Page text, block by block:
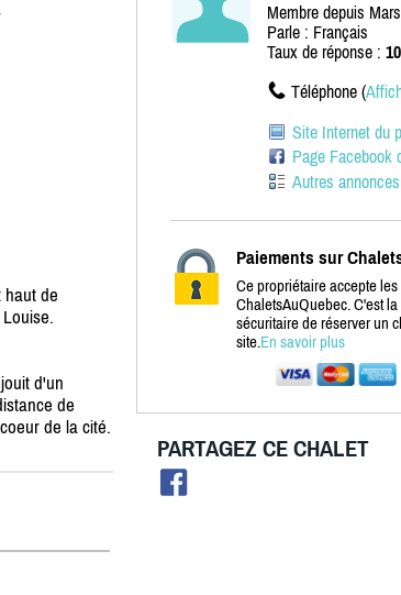
haut de
d'un
de
de la cité.
Membre depuis
Parle : Français
Taux de réponse :
Téléphone (
Site Internet du
Page Facebook
Autres
Paiements sur
Ce propriétaire accepte
ChaletsAuQuebec. C'est
sécuritaire de réserver un
site.En savoir plus
PARTAGEZ CE CHALET